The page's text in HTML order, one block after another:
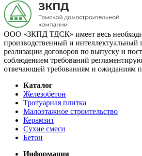
ООО «ЗКПД ТДСК» имеет весь
производственный и интеллектуальный
реализации договоров по выпуску и
соблюдением требований
отвечающей требованиям и ожиданиям
Каталог
Железобетон
Тротуарная плитка
Малоэтажное строительство
Керамзит
Сухие смеси
Бетон
Информация